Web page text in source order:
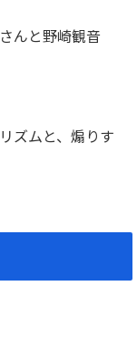
んと野崎観音
ズムと、煽りす